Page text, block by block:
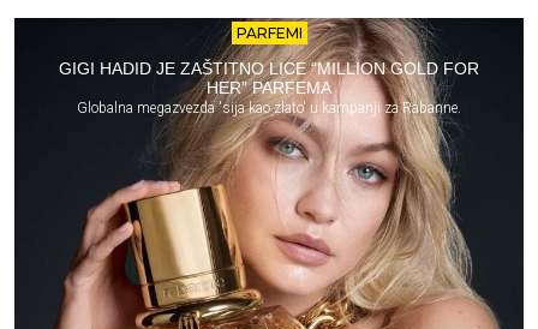
PARFEMI
GIGI HADID JE ZAŠTITNO LICE “MILLION GOLD FOR
HER” PARFEMA
Globalna megazvezda 'sija kao zlato' u kampanji za Rabanne.